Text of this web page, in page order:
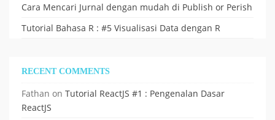
Cara Mencari Jurnal dengan mudah di Publish or Perish
Tutorial Bahasa R : #5 Visualisasi Data dengan R
RECENT COMMENTS
Fathan on Tutorial ReactJS #1 : Pengenalan Dasar
ReactJS